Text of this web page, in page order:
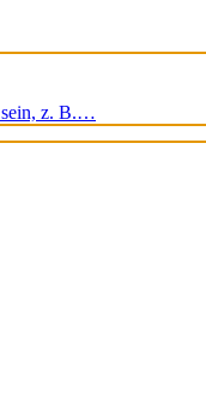
sein, z. B.…